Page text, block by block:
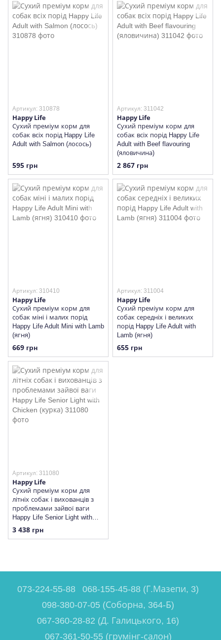
Артикул: 310878
Happy Life
Сухий преміум корм для
собак всіх порід Happy Life
Adult with Salmon (лосось)
595 грн
Артикул: 311042
Happy Life
Сухий преміум корм для
собак всіх порід Happy Life
Adult with Beef flavouring
(яловичина)
2 867 грн
Артикул: 310410
Happy Life
Сухий преміум корм для
собак міні і малих порід
Happy Life Adult Mini with Lamb
(ягня)
669 грн
Артикул: 311004
Happy Life
Сухий преміум корм для
собак середніх і великих
порід Happy Life Adult with
Lamb (ягня)
655 грн
Артикул: 311080
Happy Life
Сухий преміум корм для
літніх собак і вихованців з
проблемами зайвої ваги
Happy Life Senior Light with
Chicken (курка)
3 438 грн
073-224-55-88
068-155-45-88 (Г.Мазепи, 3)
098-380-07-05 (Соборна, 364-Б)
067-360-28-82 (Д. Галицького, 16)
067-361-50-55 (грумінг-салон)